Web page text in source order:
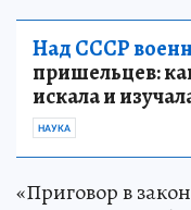
Над СССР
пришельцев:
искала и
НАУКА
«Приговор в